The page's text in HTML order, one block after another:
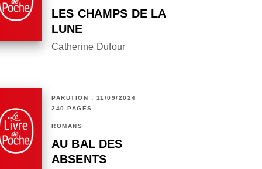
LES CHAMPS DE LA
LUNE
Catherine Dufour
PARUTION : 11/09/2024
240 PAGES
ROMANS
AU BAL DES
ABSENTS